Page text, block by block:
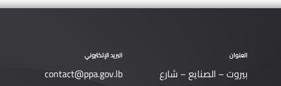
العنوان
بيروت – الصنايع – شارع
البريد الإلكتروني
contact@ppa.gov.lb